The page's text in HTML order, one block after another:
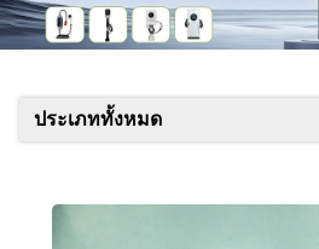
ประเภททั้งหมด